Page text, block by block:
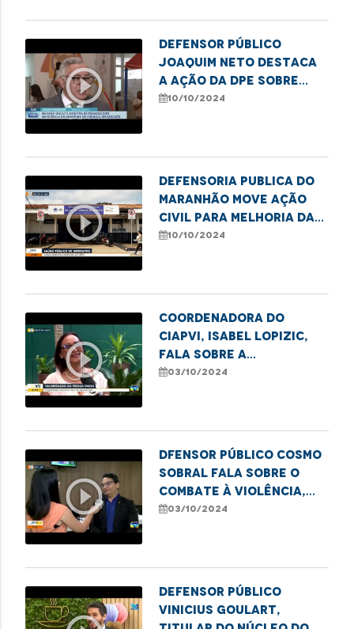
play_circle_outline
Defensor público
Joaquim Neto destaca
a ação da DPE sobre
direitos de pessoas
10/10/2024
play_circle_outline
Defensoria Publica do
Maranhão move ação
civil para melhoria das
UBS de Imperatriz
10/10/2024
play_circle_outline
Coordenadora do
CIAPVI, Isabel Lopizic,
fala sobre a
programação do Dia
03/10/2024
play_circle_outline
Dfensor público Cosmo
Sobral fala sobre o
combate à violência,
especialmente no dia em
03/10/2024
Defensor público
Vinicius Goulart,